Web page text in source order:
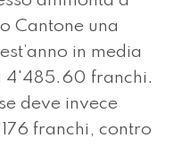
Cantone una
in media
4'485.60 franchi.
deve invece
franchi, contro